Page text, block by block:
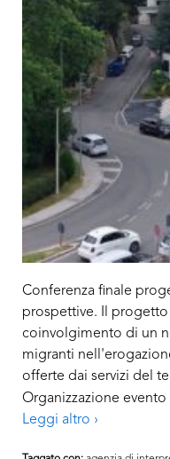
Conferenza finale
prospettive. Il
coinvolgimento di un
migranti
offerte dai servizi del
Organizzazione evento
Leggi altro ›